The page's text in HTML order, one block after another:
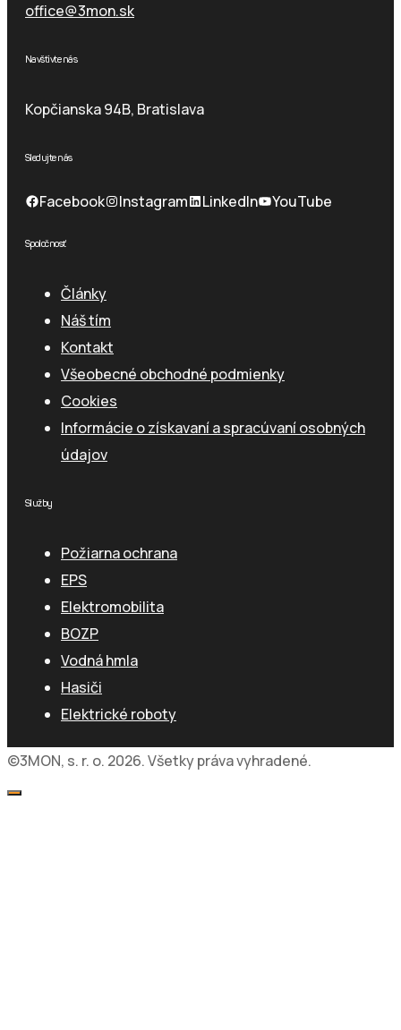
office@3mon.sk
Navštívte nás
Kopčianska 94B, Bratislava
Sledujte nás
Facebook Instagram LinkedIn YouTube
Spoločnosť
Články
Náš tím
Kontakt
Všeobecné obchodné podmienky
Cookies
Informácie o získavaní a spracúvaní osobných
údajov
Služby
Požiarna ochrana
EPS
Elektromobilita
BOZP
Vodná hmla
Hasiči
Elektrické roboty
©3MON, s. r. o. 2026. Všetky práva vyhradené.